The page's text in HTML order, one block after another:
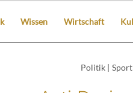
Wissen Wirtschaft
Politik | Sport